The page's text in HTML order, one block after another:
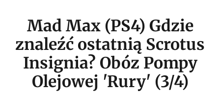
Mad Max (PS4) Gdzie
znaleźć ostatnią Scrotus
Insignia? Obóz Pompy
Olejowej 'Rury' (3/4)